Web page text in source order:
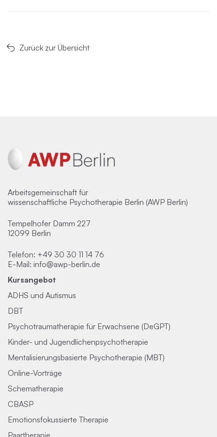
Zurück zur Übersicht
Arbeitsgemeinschaft für
wissenschaftliche Psychotherapie Berlin (AWP Berlin)
Tempelhofer Damm 227
12099 Berlin
Telefon: +49 30 30 11 14 76
E-Mail: info@awp-berlin.de
Kursangebot
ADHS und Autismus
DBT
Psychotraumatherapie für Erwachsene (DeGPT)
Kinder- und Jugendlichenpsychotherapie
Mentalisierungsbasierte Psychotherapie (MBT)
Online-Vorträge
Schematherapie
CBASP
Emotionsfokussierte Therapie
Paartherapie